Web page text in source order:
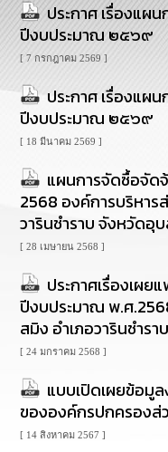
การ
ส่ง
เสริม
ความ
โปร่งใส
การ
จัด
จัด
จ้าง
การ
เงิน
การ
คลัง
นโยบาย
No
Policy
การ
ประกาศ เรื่องแผ
ปีงบประมาณ ๒๕๖๙
[ 7 กรกฎาคม 2569 ]
ประกาศ เรื่องแผ
ปีงบประมาณ ๒๕๖๙
[ 18 มีนาคม 2569 ]
แผนการจัดซื้อจัด
2568 องค์การบริหาร
วารินชำราบ จังหวัดอุ
[ 28 เมษายน 2568 ]
ประกาศเรื่องเผย
ปีงบประมาณ พ.ศ
สมิง อำเภอวารินชำร
[ 24 มกราคม 2568 ]
แบบเปิดเผยข้อมู
ขององค์กรปกครองส่
[ 14 สิงหาคม 2567 ]